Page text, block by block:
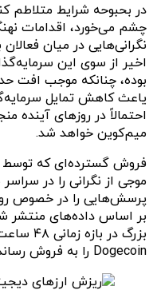
در بحبوحه شرایط متلاطم
چشم می‌خورد، اقدامات
نگرانی‌هایی در میان
اخیر از سوی این
یاعث کاهش تمایل
احتمالاً در روزهای آینده
میم‌کوین خواهد شد.
فروش گسترده‌ای که توسط
موجی از نگرانی را در سراسر
پرسش‌هایی را در خصوص
Dogecoin را به فروش رسانده‌اند.